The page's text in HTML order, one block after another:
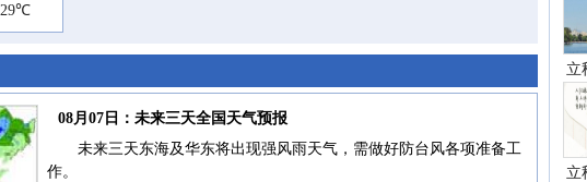
29℃
08月07日：未来三天全国天气预报
未来三天东海及华东将出现强风雨天气，需做好防台风各项准备工
作。
立
立